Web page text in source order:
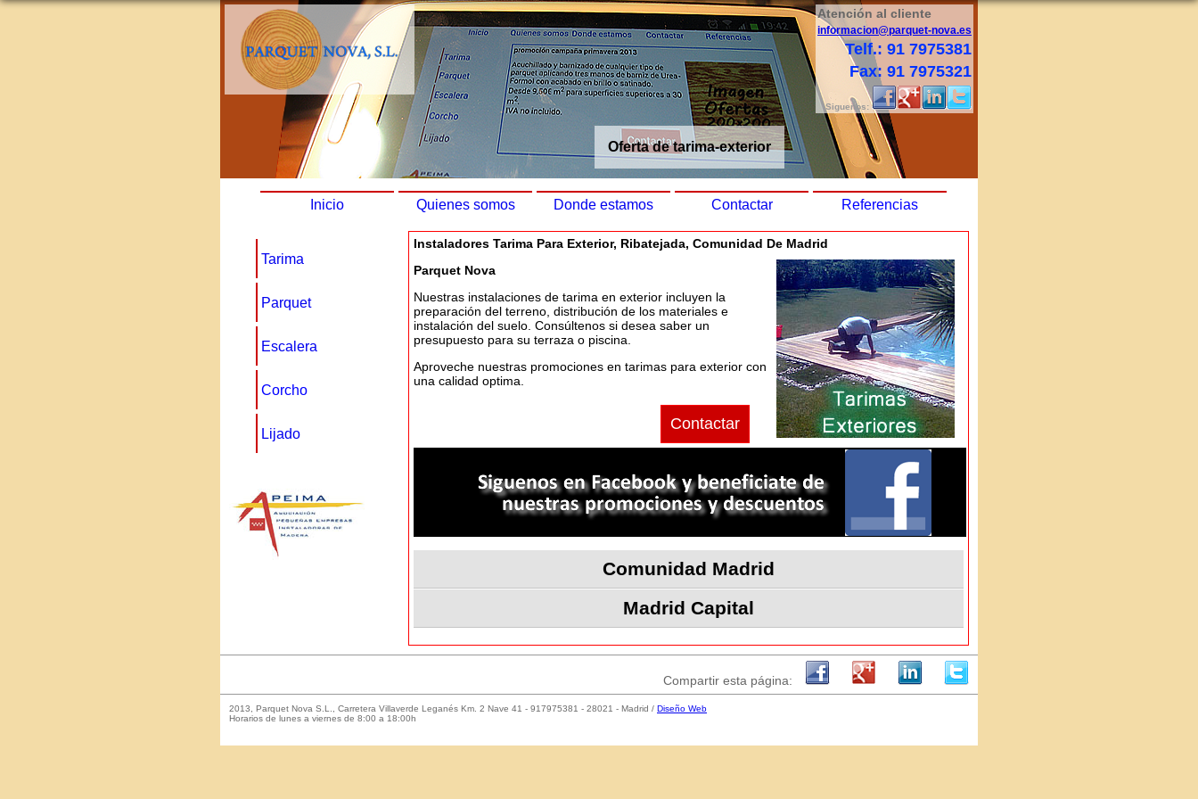
Atención al cliente
informacion@parquet-nova.es
Telf.: 91 7975381
Fax: 91 7975321
Siguenos:
Oferta de tarima-exterior
Inicio Quienes somos Donde estamos Contactar Referencias
Tarima
Parquet
Escalera
Corcho
Lijado
Instaladores Tarima Para Exterior, Ribatejada, Comunidad De Madrid
Parquet Nova
Nuestras instalaciones de tarima en exterior incluyen la
preparación del terreno, distribución de los materiales e
instalación del suelo. Consúltenos si desea saber un
presupuesto para su terraza o piscina.
Aproveche nuestras promociones en tarimas para exterior con
una calidad optima.
Contactar
Comunidad Madrid
Madrid Capital
Compartir esta página:
2013, Parquet Nova S.L., Carretera Villaverde Leganés Km. 2 Nave 41 - 917975381 - 28021 - Madrid / Diseño Web
Horarios de lunes a viernes de 8:00 a 18:00h